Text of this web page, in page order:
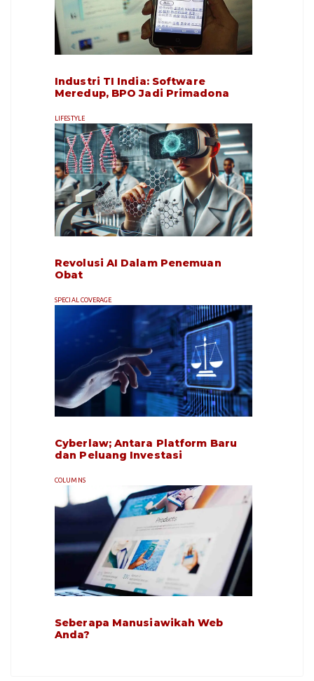
Industri TI India: Software
Meredup, BPO Jadi Primadona
LIFESTYLE
Revolusi AI Dalam Penemuan
Obat
SPECIAL COVERAGE
Cyberlaw; Antara Platform Baru
dan Peluang Investasi
COLUMNS
Seberapa Manusiawikah Web
Anda?